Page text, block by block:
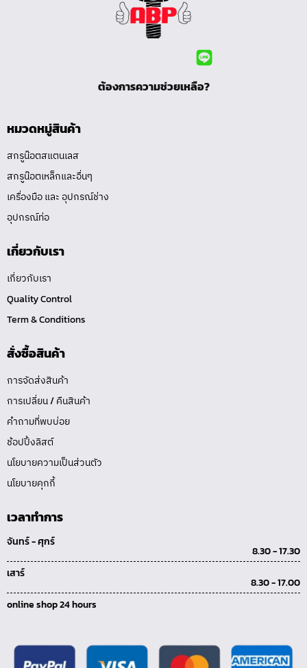
ต้องการความช่วยเหลือ?
หมวดหมู่สินค้า
สกรูน๊อตสแตนเลส
สกรูน๊อตเหล็กและอื่นๆ
เครื่องมือ และ อุปกรณ์ช่าง
อุปกรณ์ท่อ
เกี่ยวกับเรา
เกี่ยวกับเรา
Quality Control
Term & Conditions
สั่งซื้อสินค้า
การจัดส่งสินค้า
การเปลี่ยน / คืนสินค้า
คำถามที่พบบ่อย
ช้อปปิ้งลิสต์
นโยบายความเป็นส่วนตัว
นโยบายคุกกี้
เวลาทำการ
จันทร์ - ศุกร์
8.30 - 17.30
เสาร์
8.30 - 17.00
online shop 24 hours